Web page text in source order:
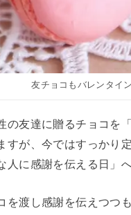
友チョコもバレンタイ
の友達に贈るチョコを
すが、今ではすっかり
に感謝を伝える日」
を渡し感謝を伝えつつも